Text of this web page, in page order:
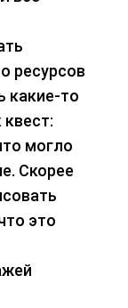
ресурсов
какие-то
могло
Скорее
это